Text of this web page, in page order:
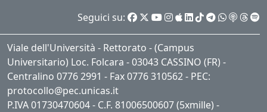
Seguici su:
Viale dell'Università - Rettorato - (Campus
Universitario) Loc. Folcara - 03043 CASSINO (FR) -
Centralino 0776 2991 - Fax 0776 310562 - PEC:
protocollo@pec.unicas.it
P.IVA 01730470604 - C.F. 81006500607 (5xmille) -